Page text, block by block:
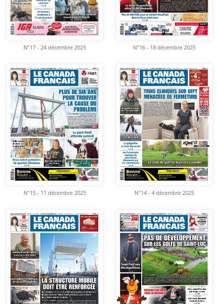
N°17 - 24 décembre 2025 N°16 - 18 décembre 2025
N°15 - 11 décembre 2025 N°14 - 4 décembre 2025